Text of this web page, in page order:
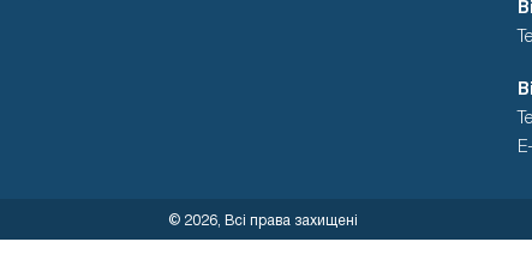
© 2026, Всі права захищені